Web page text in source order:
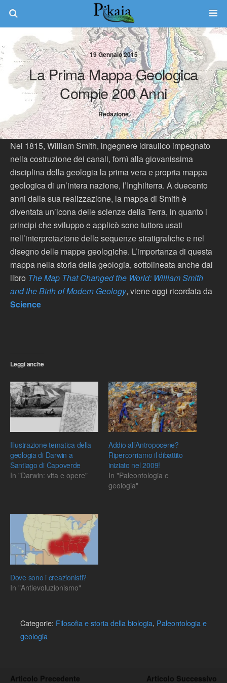
19 Gennaio 2015
La Prima Mappa Geologica
Compie 200 Anni
Redazione
Nel 1815, William Smith, ingegnere idraulico impegnato
nella costruzione dei canali, fornì alla giovanissima
disciplina della geologia la prima vera e propria mappa
geologica di un’intera nazione, l’Inghilterra. A duecento
anni dalla sua realizzazione, la mappa di Smith è
diventata un’icona delle scienze della Terra, in quanto i
principi che sviluppo e applicò sono tuttora usati
nell’interpretazione delle sequenze stratigrafiche e nel
disegno delle mappe geologiche. L’importanza di questa
mappa nella storia della geologia, sottolineata anche dal
libro The Map That Changed the World: William Smith
and the Birth of Modern Geology, viene oggi ricordata da
Science
Leggi anche
Illustrazione tematica della
geologia di Darwin a
Santiago di Capoverde
In "Darwin: vita e opere"
Addio all’Antropocene?
Ripercorriamo il dibattito
iniziato nel 2009!
In "Paleontologia e
geologia"
Dove sono i creazionisti?
In "Antievoluzionismo"
Categorie: Filosofia e storia della biologia, Paleontologia e
geologia
Articolo Precedente Articolo Successivo